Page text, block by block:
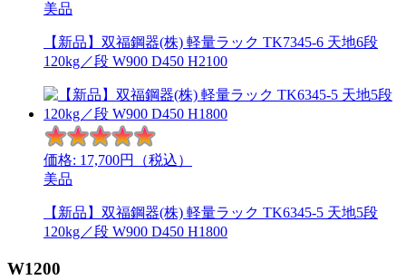
美品
【新品】双福鋼器(株) 軽量ラック TK7345-6 天地6段
120kg／段 W900 D450 H2100
価格: 17,700円（税込）
美品
【新品】双福鋼器(株) 軽量ラック TK6345-5 天地5段
120kg／段 W900 D450 H1800
W1200